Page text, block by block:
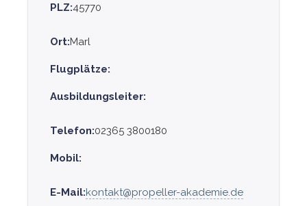
PLZ:45770
Ort:Marl
Flugplätze:
Ausbildungsleiter:
Telefon:02365 3800180
Mobil:
E-Mail:kontakt@propeller-akademie.de